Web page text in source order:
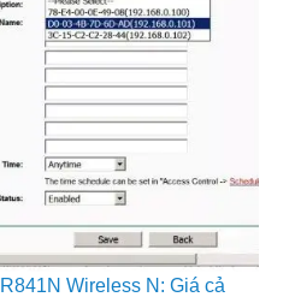
Wireless N: Giá cả